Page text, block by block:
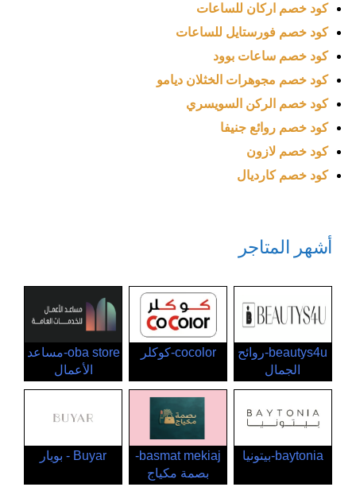
كود خصم اركان للساعات
كود خصم فورستايل للساعات
كود خصم ساعات بوود
كود خصم مجوهرات الخثلان ديامو
كود خصم الركن السويسري
كود خصم روائع جنيفا
كود خصم لازون
كود خصم كارديال
أشهر المتاجر
beautys4u-روائح
الجمال
cocolor-كوكلر
oba store-مساعد
الأعمال
baytonia-بيتونيا
basmat mekiaj-
بصمة مكياج
Buyar - بويار